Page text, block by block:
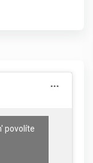
povolíte